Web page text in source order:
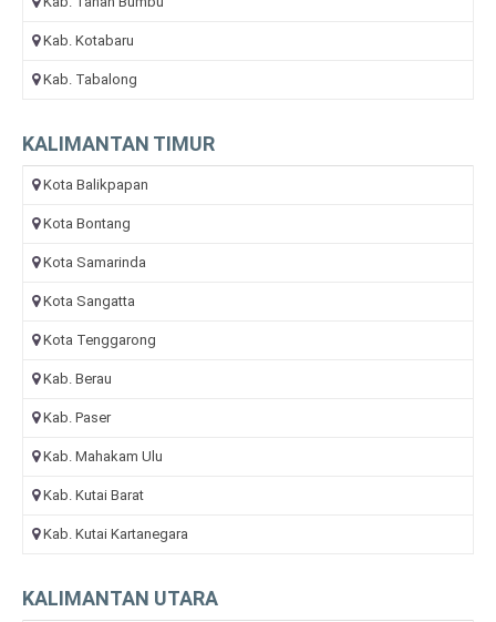
Kab. Kotabaru
Kab. Tabalong
KALIMANTAN TIMUR
Kota Balikpapan
Kota Bontang
Kota Samarinda
Kota Sangatta
Kota Tenggarong
Kab. Berau
Kab. Paser
Kab. Mahakam Ulu
Kab. Kutai Barat
Kab. Kutai Kartanegara
KALIMANTAN UTARA